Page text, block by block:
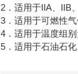
2．适用于IIA、IIB
3．适用于可燃性
4．适用于温度组
5．适用于石油石